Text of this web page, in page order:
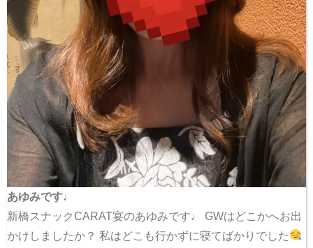
あゆみです♩
新橋スナックCARAT宴のあゆみです♩ GWはどこかへお出
かけしましたか？ 私はどこも行かずに寝てばかりでした